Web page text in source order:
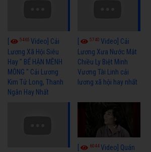
5465 Video] Cải
Lương Xã Hội Siêu
Hay " BỂ HẬN MÊNH
MÔNG " Cải Lương
Kim Tử Long, Thanh
Ngân Hay Nhất
5740Video] Cải
Lương Xưa Nước Mắt
Chiều Ly Biệt Minh
Vương Tài Linh cải
lương xã hội hay nhất
6044Video] Quán